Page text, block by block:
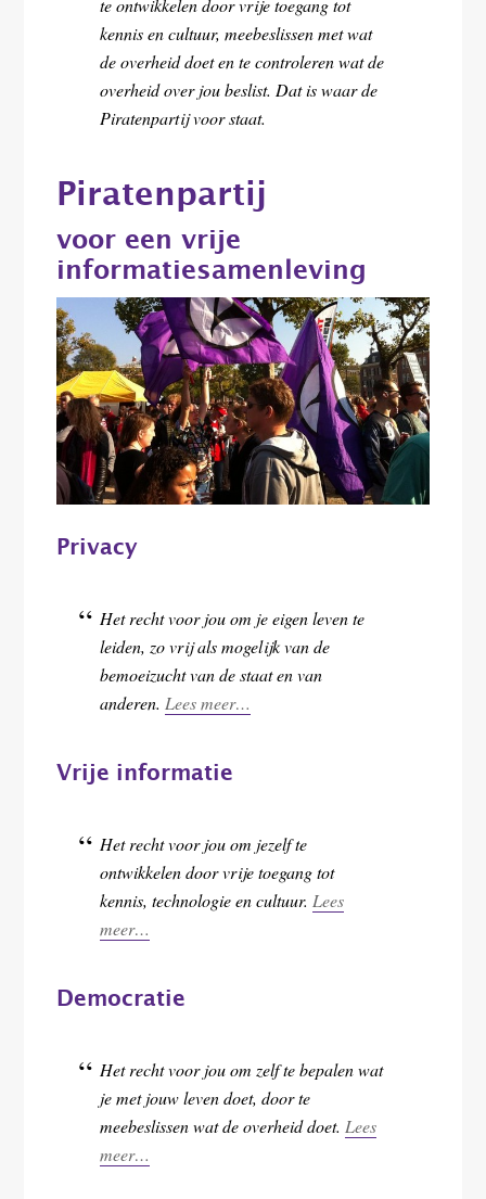
te ontwikkelen door vrije toegang tot
kennis en cultuur, meebeslissen met wat
de overheid doet en te controleren wat de
overheid over jou beslist. Dat is waar de
Piratenpartij voor staat.
Piratenpartij
voor een vrije
informatiesamenleving
Privacy
Het recht voor jou om je eigen leven te
leiden, zo vrij als mogelijk van de
bemoeizucht van de staat en van
anderen. Lees meer…
Vrije informatie
Het recht voor jou om jezelf te
ontwikkelen door vrije toegang tot
kennis, technologie en cultuur. Lees
meer…
Democratie
Het recht voor jou om zelf te bepalen wat
je met jouw leven doet, door te
meebeslissen wat de overheid doet. Lees
meer…